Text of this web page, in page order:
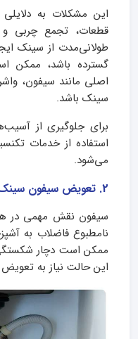
این مشکلات به
قطعات، تجمع چربی و
طولانی‌مدت از سینک
گسترده باشد، ممکن
اصلی مانند سیفون،
سینک باشد.
برای جلوگیری از
استفاده از خدمات
می‌شود.
2. تعویض سیفون سینک آلتون
سیفون نقش مهمی در
نامطبوع فاضلاب به
ممکن است دچار
این حالت نیاز به تعویض